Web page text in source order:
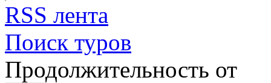
RSS лента
Поиск туров
Продолжительность от